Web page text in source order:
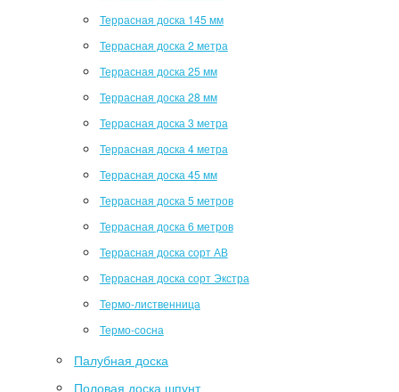
Террасная доска 145 мм
Террасная доска 2 метра
Террасная доска 25 мм
Террасная доска 28 мм
Террасная доска 3 метра
Террасная доска 4 метра
Террасная доска 45 мм
Террасная доска 5 метров
Террасная доска 6 метров
Террасная доска сорт АВ
Террасная доска сорт Экстра
Термо-лиственница
Термо-сосна
Палубная доска
Половая доска шпунт